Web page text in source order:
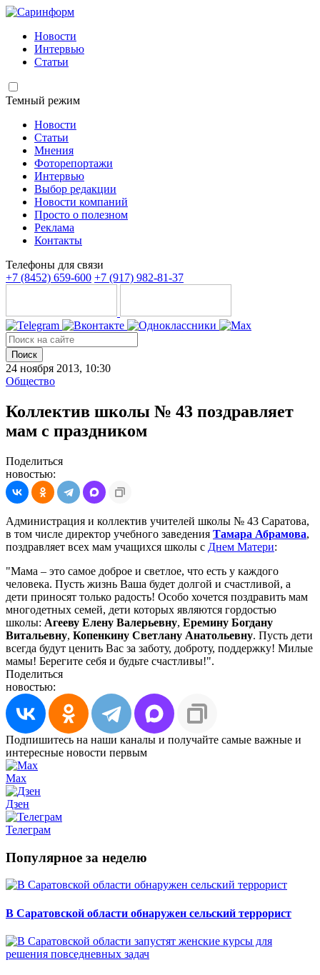
Новости
Интервью
Статьи
Темный режим
Новости
Статьи
Мнения
Фоторепортажи
Интервью
Выбор редакции
Новости компаний
Просто о полезном
Реклама
Контакты
Телефоны для связи
+7 (8452) 659-600 +7 (917) 982-81-37
Поиск
24 ноября 2013, 10:30
Общество
Коллектив школы № 43 поздравляет
мам с праздником
Поделиться
новостью:
Администрация и коллектив учителей школы № 43 Саратова,
в том числе директор учебного заведения Тамара Абрамова,
поздравляет всех мам учащихся школы с Днем Матери:
"Мама – это самое доброе и светлое, что есть у каждого
человека. Пусть жизнь Ваша будет долгой и счастливой, а
дети приносят только радость! Особо хочется поздравить мам
многодетных семей, дети которых являются гордостью
школы: Агееву Елену Валерьевну, Еремину Богдану
Витальевну, Копенкину Светлану Анатольевну. Пусть дети
всегда будут ценить Вас за заботу, доброту, поддержку! Милые
мамы! Берегите себя и будьте счастливы!".
Поделиться
новостью:
Подпишитесь на наши каналы и получайте самые важные и
интересные новости первым
Max
Дзен
Телеграм
Популярное за неделю
В Саратовской области обнаружен сельский террорист